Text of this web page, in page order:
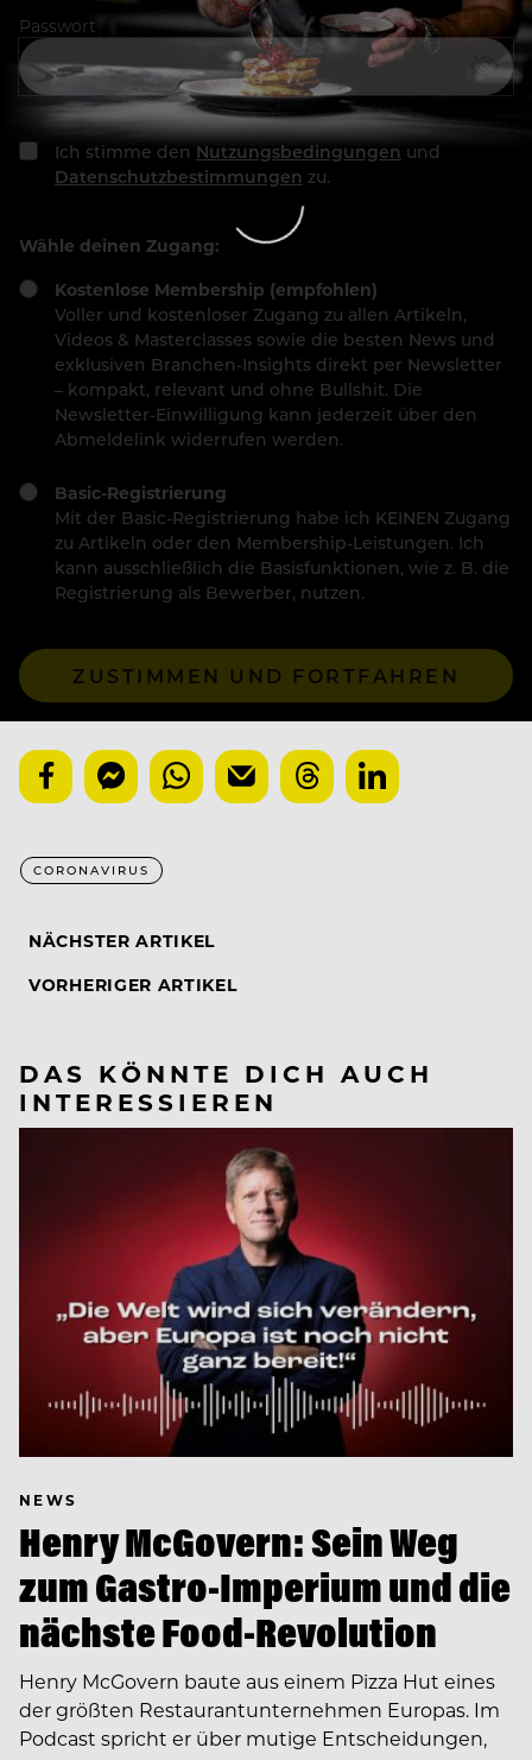
Passwort
Ich stimme den Nutzungsbedingungen und
Datenschutzbestimmungen zu.
Wähle deinen Zugang:
Kostenlose Membership (empfohlen)
Voller und kostenloser Zugang zu allen Artikeln,
Videos & Masterclasses sowie die besten News und
exklusiven Branchen-Insights direkt per Newsletter
– kompakt, relevant und ohne Bullshit. Die
Newsletter-Einwilligung kann jederzeit über den
Abmeldelink widerrufen werden.
Basic-Registrierung
Mit der Basic-Registrierung habe ich KEINEN Zugang
zu Artikeln oder den Membership-Leistungen. Ich
kann ausschließlich die Basisfunktionen, wie z. B. die
Registrierung als Bewerber, nutzen.
ZUSTIMMEN UND FORTFAHREN
CORONAVIRUS
NÄCHSTER ARTIKEL
VORHERIGER ARTIKEL
DAS KÖNNTE DICH AUCH
INTERESSIEREN
NEWS
Henry McGovern: Sein Weg
zum Gastro-Imperium und die
nächste Food-Revolution
Henry McGovern baute aus einem Pizza Hut eines
der größten Restaurantunternehmen Europas. Im
Podcast spricht er über mutige Entscheidungen,